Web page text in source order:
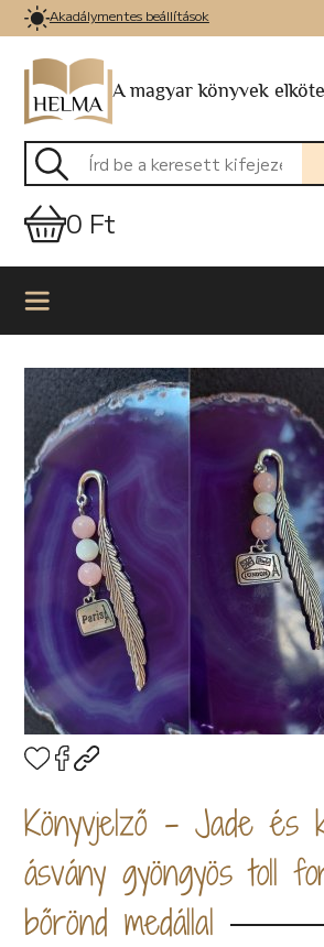
Akadálymentes beállítások
A magyar könyvek
0 Ft
Könyvjelző - Jade és
ásvány gyöngyös toll
bőrönd medállal